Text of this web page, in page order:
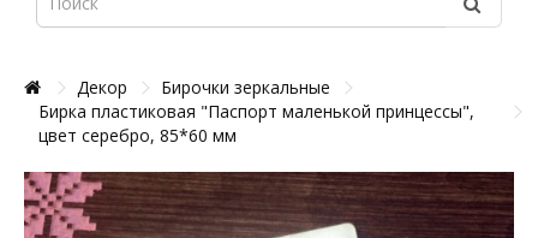
Декор
Бирочки зеркальные
Бирка пластиковая "Паспорт маленькой принцессы",
цвет серебро, 85*60 мм